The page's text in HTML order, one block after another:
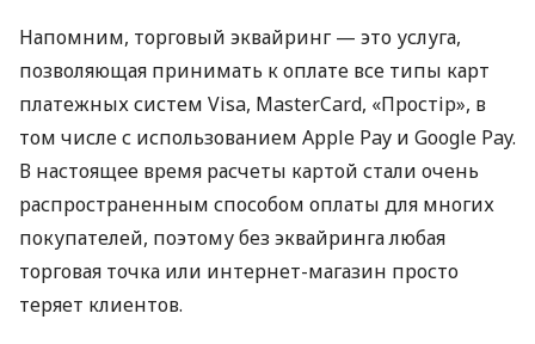
Напомним, торговый эквайринг — это услуга,
позволяющая принимать к оплате все типы карт
платежных систем Visa, MasterCard, «Простір», в
том числе с использованием Apple Pay и Google Pay.
В настоящее время расчеты картой стали очень
распространенным способом оплаты для многих
покупателей, поэтому без эквайринга любая
торговая точка или интернет-магазин просто
теряет клиентов.